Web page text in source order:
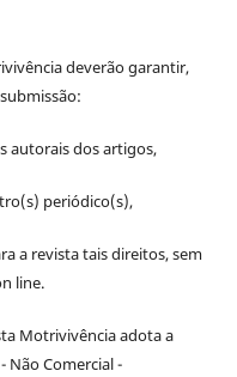
deverão garantir,
autorais dos artigos,
periódico(s),
a revista tais direitos, sem
line.
Motrivivência adota a
Não Comercial -